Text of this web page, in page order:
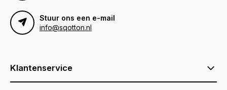
Stuur ons een e-mail
info@sqotton.nl
Klantenservice